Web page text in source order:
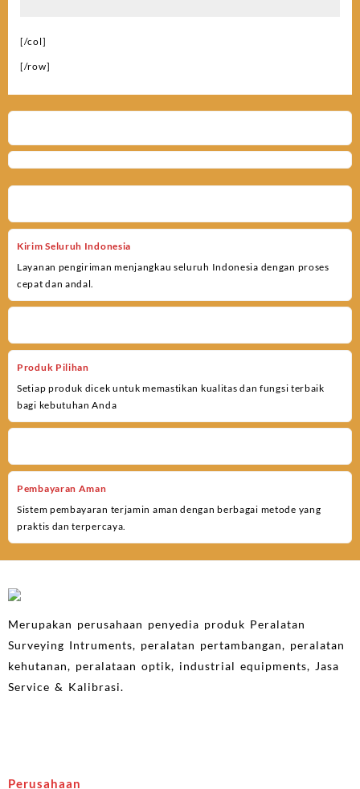
[/col]
[/row]
Kirim Seluruh Indonesia
Layanan pengiriman menjangkau seluruh Indonesia dengan proses
cepat dan andal.
Produk Pilihan
Setiap produk dicek untuk memastikan kualitas dan fungsi terbaik
bagi kebutuhan Anda
Pembayaran Aman
Sistem pembayaran terjamin aman dengan berbagai metode yang
praktis dan terpercaya.
Merupakan perusahaan penyedia produk Peralatan
Surveying Intruments, peralatan pertambangan, peralatan
kehutanan, peralataan optik, industrial equipments, Jasa
Service & Kalibrasi.
Perusahaan